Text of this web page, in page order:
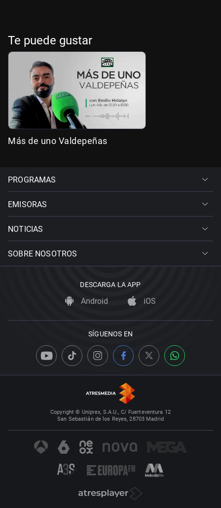
Te puede gustar
Más de uno Valdepeñas
PROGRAMAS
EMISORAS
NOTICIAS
SOBRE NOSOTROS
DESCARGA LA APP
Android iOS
SÍGUENOS EN
Copyright © Uniprex, S.A.U., C/ Fuerteventura 12
San Sebastián de los Reyes, 28703 Madrid